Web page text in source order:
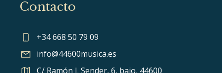
Contacto
+34 668 50 79 09
info@44600musica.es
C/ Ramón J. Sender, 6, bajo, 44600